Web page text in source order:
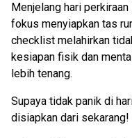
Menjelang hari
fokus menyiapkan tas
checklist melahirkan
kesiapan fisik dan
lebih tenang.
Supaya tidak panik di
disiapkan dari sekarang!